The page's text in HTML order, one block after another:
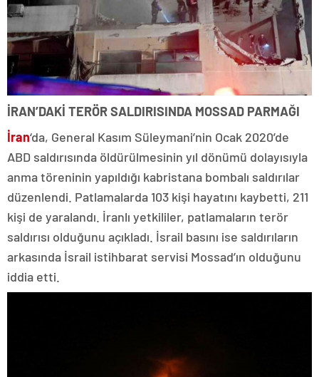
İRAN’DAKİ TERÖR SALDIRISINDA MOSSAD PARMAĞI
İran‘da, General Kasım Süleymani’nin Ocak 2020’de
ABD saldırısında öldürülmesinin yıl dönümü dolayısıyla
anma töreninin yapıldığı kabristana bombalı saldırılar
düzenlendi. Patlamalarda 103 kişi hayatını kaybetti, 211
kişi de yaralandı. İranlı yetkililer, patlamaların terör
saldırısı olduğunu açıkladı. İsrail basını ise saldırıların
arkasında İsrail istihbarat servisi Mossad’ın olduğunu
iddia etti.